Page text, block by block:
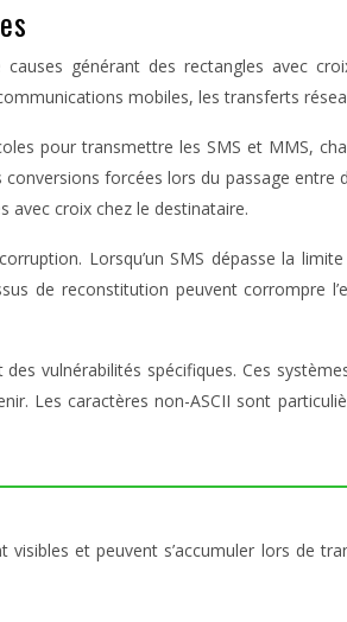
générant des rectangles avec
mobiles, les transferts
pour transmettre les SMS et MMS,
forcées lors du passage
avec croix chez le destinataire.
Lorsqu’un SMS dépasse la
de reconstitution peuvent corrompre
vulnérabilités spécifiques. Ces
Les caractères non-ASCII sont
et peuvent s’accumuler lors de